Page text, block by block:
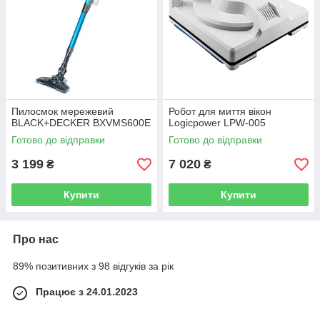
Пилосмок мережевий
BLACK+DECKER BXVMS600E
Готово до відправки
3 199 ₴
Купити
Робот для миття вікон
Logicpower LPW-005
Готово до відправки
7 020 ₴
Купити
Про нас
89% позитивних з 98 відгуків за рік
Працює з 24.01.2023